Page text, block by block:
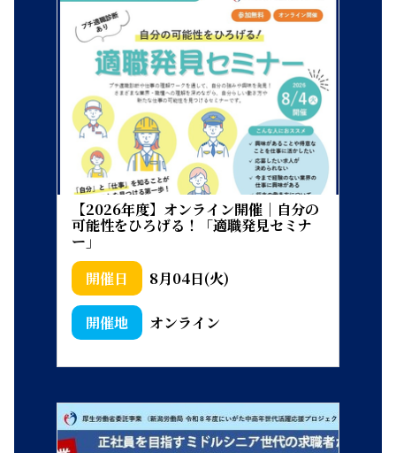
【2026年度】オンライン開催｜自分の
可能性をひろげる！「適職発見セミナ
ー」
8月04日(火)
オンライン